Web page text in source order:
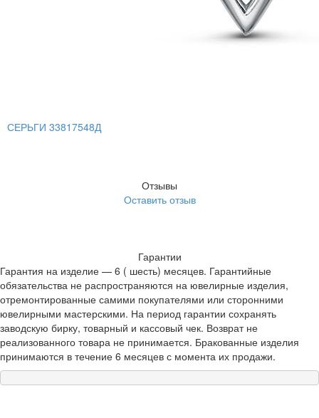
СЕРЬГИ 33817548Д
Отзывы
Оставить отзыв
Гарантии
Гарантия на изделие — 6 ( шесть) месяцев. Гарантийные
обязательства не распространяются на ювелирные изделия,
отремонтированные самими покупателями или сторонними
ювелирными мастерскими. На период гарантии сохранять
заводскую бирку, товарный и кассовый чек. Возврат не
реализованного товара не принимается. Бракованные изделия
принимаются в течение 6 месяцев с момента их продажи.